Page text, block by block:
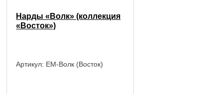
Нарды «Волк» (коллекция
«Восток»)
Артикул: EM-Волк (Восток)